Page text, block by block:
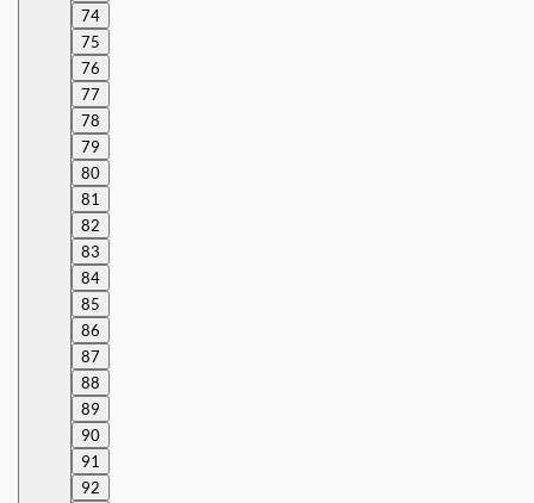
74
75
76
77
78
79
80
81
82
83
84
85
86
87
88
89
90
91
92